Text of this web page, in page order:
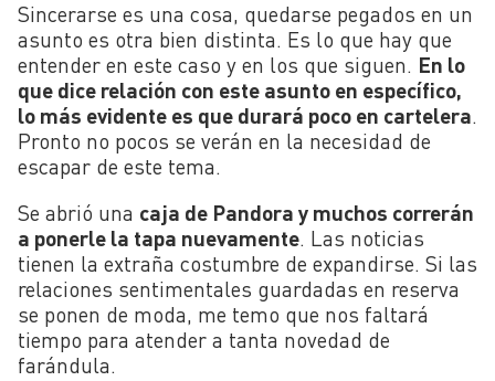
Sincerarse es una cosa, quedarse pegados en un
asunto es otra bien distinta. Es lo que hay que
entender en este caso y en los que siguen. En lo
que dice relación con este asunto en específico,
lo más evidente es que durará poco en cartelera.
Pronto no pocos se verán en la necesidad de
escapar de este tema.
Se abrió una caja de Pandora y muchos correrán
a ponerle la tapa nuevamente. Las noticias
tienen la extraña costumbre de expandirse. Si las
relaciones sentimentales guardadas en reserva
se ponen de moda, me temo que nos faltará
tiempo para atender a tanta novedad de
farándula.